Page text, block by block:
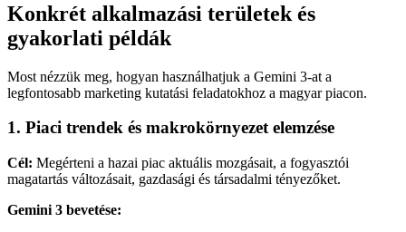
Konkrét alkalmazási területek és
gyakorlati példák
Most nézzük meg, hogyan használhatjuk a Gemini 3-at a
legfontosabb marketing kutatási feladatokhoz a magyar piacon.
1. Piaci trendek és makrokörnyezet elemzése
Cél: Megérteni a hazai piac aktuális mozgásait, a fogyasztói
magatartás változásait, gazdasági és társadalmi tényezőket.
Gemini 3 bevetése: